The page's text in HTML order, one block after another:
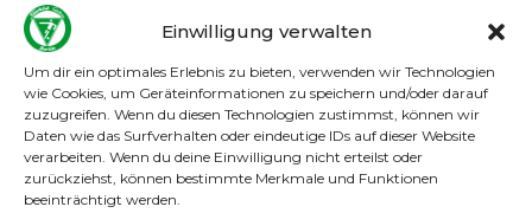
Einwilligung verwalten
Um dir ein optimales Erlebnis zu bieten, verwenden wir Technologien
wie Cookies, um Geräteinformationen zu speichern und/oder darauf
zuzugreifen. Wenn du diesen Technologien zustimmst, können wir
Daten wie das Surfverhalten oder eindeutige IDs auf dieser Website
verarbeiten. Wenn du deine Einwilligung nicht erteilst oder
zurückziehst, können bestimmte Merkmale und Funktionen
beeinträchtigt werden.
könne, wenn nicht sogar müssen. Doch
entweder waren die Gegner abgezockter,
oder die eine oder andere
Schiedsrichterentscheidung war zweifelshaft –
Fakt aber ist, unsere Mannschaft muss sich
steigern und den Kampf annehmen.
Lamentieren hilft nicht, jetzt heißt es Charakter
zeigen. Alle müssen an einem Strang ziehen,